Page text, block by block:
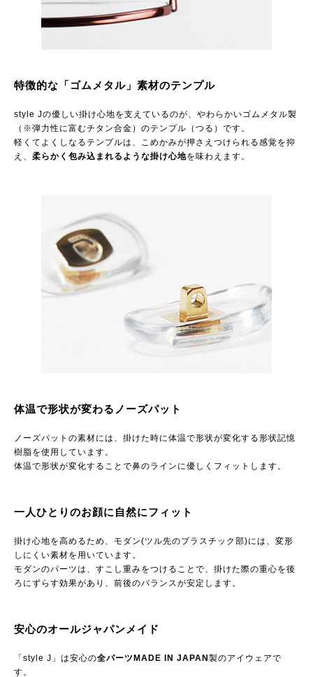
特徴的な「ゴムメタル」素材のテンプル
style Jの優しい掛け心地を支えているのが、やわらかいゴムメタル製
（※弾力性に富むチタン合金）のテンプル（つる）です。
軽くてよくしなるテンプルは、こめかみが押さえつけられる感覚を抑
え、 柔らかく包み込まれるような掛け心地を味わえます。
体温で形状が変わるノーズパット
ノーズパットの素材には、掛けた時に体温で形状が変化する形状記憶
樹脂を使用しています。
体温で形状が変化することで鼻のラインに優しくフィットします。
一人ひとりのお顔に自然にフィット
掛け心地を高めるため、モダン(ツル先のプラスチック部)には、変形
しにくい素材を用いています。
モダンのパーツは、すこし重みをつけることで、掛けた際の重心を後
ろにずらす効果があり、前後のバランスが安定します。
安心のオールジャパンメイド
「style J」は安心の全パーツMADE IN JAPAN製のアイウェアで
す。